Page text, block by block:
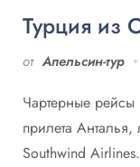
Турция из
от Апельсин-тур
Чартерные
прилета
Southwind